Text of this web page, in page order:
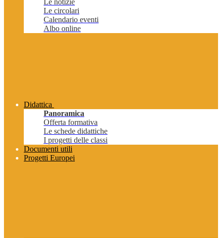
Le notizie
Le circolari
Calendario eventi
Albo online
Didattica
Panoramica
Offerta formativa
Le schede didattiche
I progetti delle classi
Documenti utili
Progetti Europei